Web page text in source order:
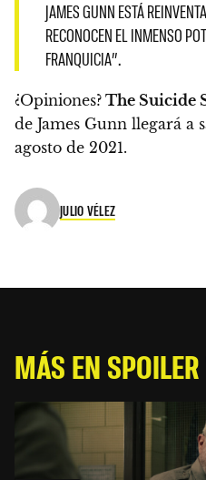
JAMES GUNN ESTÁ
RECONOCEN EL INMENSO
FRANQUICIA”.
¿Opiniones? The Suicide
de James Gunn llegará a
agosto de 2021.
JULIO VÉLEZ
MÁS EN SPOILER